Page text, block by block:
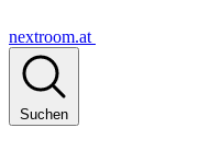
nextroom.at
Suchen